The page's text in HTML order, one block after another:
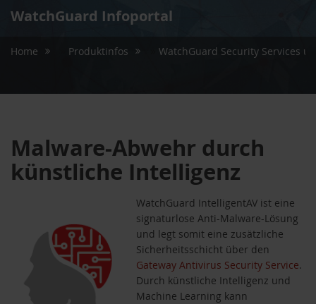
WatchGuard Infoportal
Home Produktinfos WatchGuard Security Services
Malware-Abwehr durch
künstliche Intelligenz
WatchGuard IntelligentAV ist eine
signaturlose Anti-Malware-Lösung
und legt somit eine zusätzliche
Sicherheitsschicht über den
Gateway Antivirus Security Service.
Durch künstliche Intelligenz und
Machine Learning kann